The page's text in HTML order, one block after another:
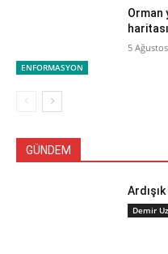
ENFORMASYON
Orman
5
GÜNDEM
Ardışık
Demir